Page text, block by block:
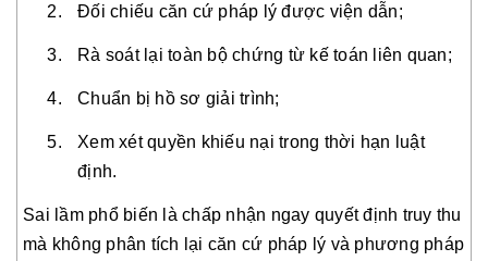
Đối chiếu căn cứ pháp lý được viện dẫn;
Rà soát lại toàn bộ chứng từ kế toán liên quan;
Chuẩn bị hồ sơ giải trình;
Xem xét quyền khiếu nại trong thời hạn luật
định.
Sai lầm phổ biến là chấp nhận ngay quyết định truy thu
mà không phân tích lại căn cứ pháp lý và phương pháp